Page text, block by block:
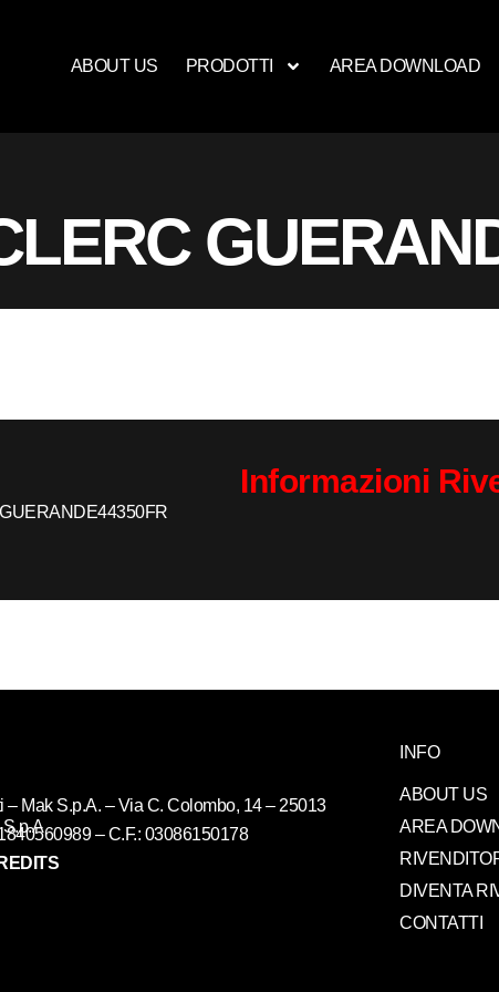
ABOUT US PRODOTTI AREA DOWNLOAD
Informazioni
GUERANDE44350FR
– Mak S.p.A. – Via C. Colombo, 14 – 25013
– C.F.: 03086150178
INFO
ABOUT US
AREA
DIVENTA
CONTATTI